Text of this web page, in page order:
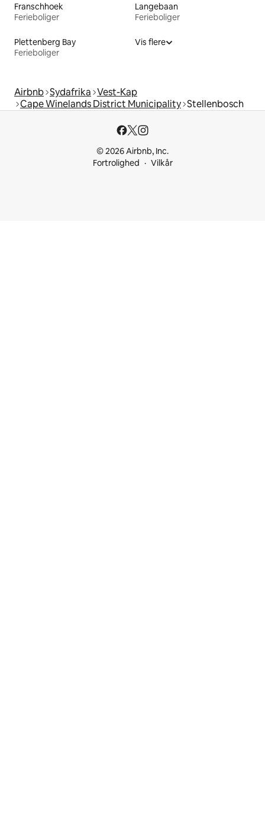
Franschhoek
Ferieboliger
Langebaan
Ferieboliger
Plettenberg Bay
Ferieboliger
Vis flere
Airbnb Sydafrika Vest-Kap
Cape Winelands District Municipality Stellenbosch
© 2026 Airbnb, Inc.
Fortrolighed
Vilkår